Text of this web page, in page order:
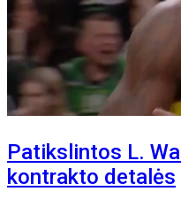
Patikslintos L.
kontrakto detalės